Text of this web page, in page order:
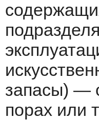
запа­сы) —
порах или